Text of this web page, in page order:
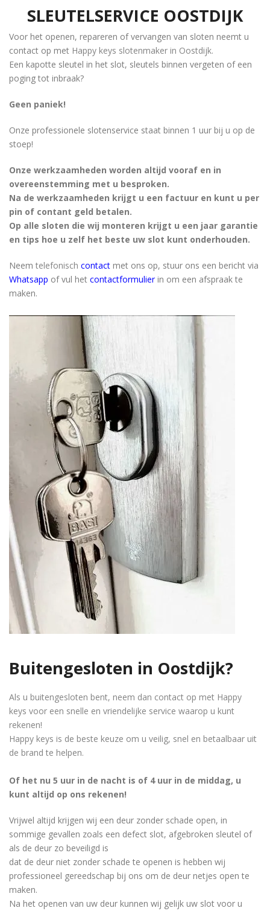
SLEUTELSERVICE OOSTDIJK
Voor het openen, repareren of vervangen van sloten neemt u
contact op met Happy keys slotenmaker in Oostdijk.
Een kapotte sleutel in het slot, sleutels binnen vergeten of een
poging tot inbraak?
Geen paniek!
Onze professionele slotenservice staat binnen 1 uur bij u op de
stoep!
Onze werkzaamheden worden altijd vooraf en in
overeenstemming met u besproken.
Na de werkzaamheden krijgt u een factuur en kunt u per
pin of contant geld betalen.
Op alle sloten die wij monteren krijgt u een jaar garantie
en tips hoe u zelf het beste uw slot kunt onderhouden.
Neem telefonisch contact met ons op, stuur ons een bericht via
Whatsapp of vul het contactformulierin om een afspraak te
maken.
Buitengesloten in Oostdijk?
Als u buitengesloten bent, neem dan contact op met Happy
keys voor een snelle en vriendelijke service waarop u kunt
rekenen!
Happy keys is de beste keuze om u veilig, snel en betaalbaar uit
de brand te helpen.
Of het nu 5 uur in de nacht is of 4 uur in de middag, u
kunt altijd op ons rekenen!
Vrijwel altijd krijgen wij een deur zonder schade open, in
sommige gevallen zoals een defect slot, afgebroken sleutel of
als de deur zo beveiligd is
dat de deur niet zonder schade te openen is hebben wij
professioneel gereedschap bij ons om de deur netjes open te
maken.
Na het openen van uw deur kunnen wij gelijk uw slot voor u